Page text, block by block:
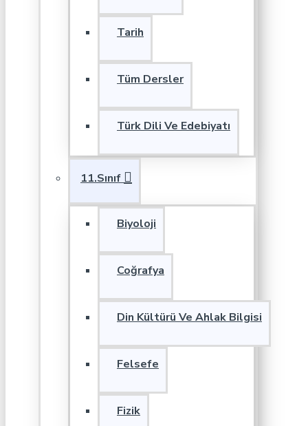
Tarih
Tüm Dersler
Türk Dili Ve Edebiyatı
11.Sınıf
Biyoloji
Coğrafya
Din Kültürü Ve Ahlak Bilgisi
Felsefe
Fizik